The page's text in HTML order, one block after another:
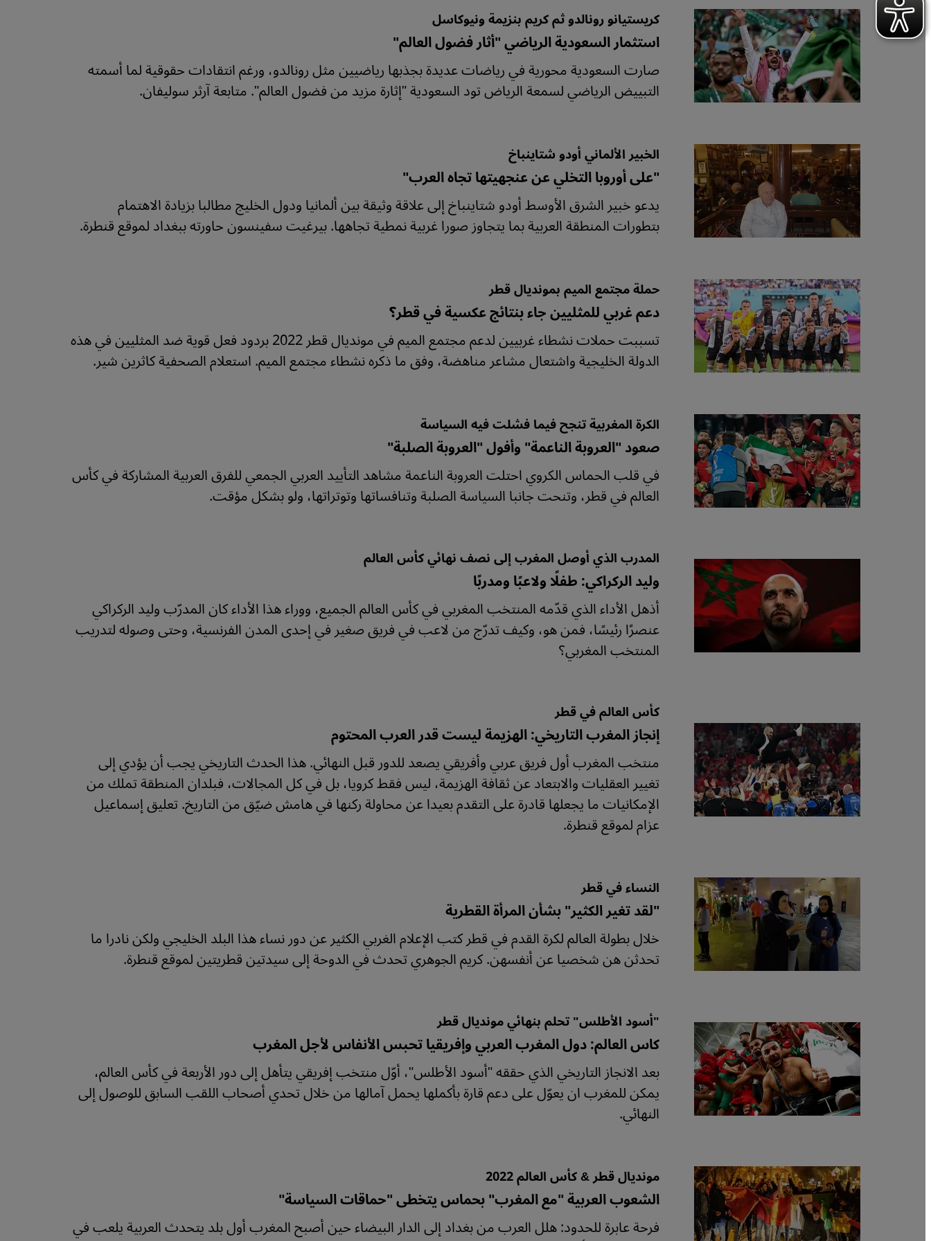
كريستيانو رونالدو ثم كريم بنزيمة ونيوكاسل
استثمار السعودية الرياضي "أثار فضول العالم"
صارت السعودية محورية في رياضات عديدة بجذبها رياضيين مثل رونالدو، ورغم انتقادات حقوقية لما أسمته
التبييض الرياضي لسمعة الرياض تود السعودية "إثارة مزيد من فضول العالم". متابعة آرثر سوليفان.
الخبير الألماني أودو شتاينباخ
"على أوروبا التخلي عن عنجهيتها تجاه العرب"
يدعو خبير الشرق الأوسط أودو شتاينباخ إلى علاقة وثيقة بين ألمانيا ودول الخليج مطالبا بزيادة الاهتمام
بتطورات المنطقة العربية بما يتجاوز صورا غربية نمطية تجاهها. بيرغيت سفينسون حاورته ببغداد لموقع قنطرة.
حملة مجتمع الميم بمونديال قطر
دعم غربي للمثليين جاء بنتائج عكسية في قطر؟
تسببت حملات نشطاء غربيين لدعم مجتمع الميم في مونديال قطر 2022 بردود فعل قوية ضد المثليين في هذه
الدولة الخليجية واشتعال مشاعر مناهضة، وفق ما ذكره نشطاء مجتمع الميم. استعلام الصحفية كاثرين شير.
الكرة المغربية تنجح فيما فشلت فيه السياسة
صعود "العروبة الناعمة" وأفول "العروبة الصلبة"
في قلب الحماس الكروي احتلت العروبة الناعمة مشاهد التأييد العربي الجمعي للفرق العربية المشاركة في كأس
العالم في قطر، وتنحت جانبا السياسة الصلبة وتنافساتها وتوتراتها، ولو بشكل مؤقت.
المدرب الذي أوصل المغرب إلى نصف نهائي كأس العالم
وليد الركراكي: طفلًا ولاعبًا ومدربًا
أذهل الأداء الذي قدّمه المنتخب المغربي في كأس العالم الجميع، ووراء هذا الأداء كان المدرّب وليد الركراكي
عنصرًا رئيسًا، فمن هو، وكيف تدرّج من لاعب في فريق صغير في إحدى المدن الفرنسية، وحتى وصوله لتدريب
المنتخب المغربي؟
كأس العالم في قطر
إنجاز المغرب التاريخي: الهزيمة ليست قدر العرب المحتوم
منتخب المغرب أول فريق عربي وأفريقي يصعد للدور قبل النهائي. هذا الحدث التاريخي يجب أن يؤدي إلى
تغيير العقليات والابتعاد عن ثقافة الهزيمة، ليس فقط كرويا، بل في كل المجالات، فبلدان المنطقة تملك من
الإمكانيات ما يجعلها قادرة على التقدم بعيدا عن محاولة ركنها في هامش ضيّق من التاريخ. تعليق إسماعيل
عزام لموقع قنطرة.
النساء في قطر
"لقد تغير الكثير" بشأن المرأة القطرية
خلال بطولة العالم لكرة القدم في قطر كتب الإعلام الغربي الكثير عن دور نساء هذا البلد الخليجي ولكن نادرا ما
تحدثن هن شخصيا عن أنفسهن. كريم الجوهري تحدث في الدوحة إلى سيدتين قطريتين لموقع قنطرة.
"أسود الأطلس" تحلم بنهائي مونديال قطر
كاس العالم: دول المغرب العربي وإفريقيا تحبس الأنفاس لأجل المغرب
بعد الانجاز التاريخي الذي حققه "أسود الأطلس"، أوّل منتخب إفريقي يتأهل إلى دور الأربعة في كأس العالم،
يمكن للمغرب ان يعوّل على دعم قارة بأكملها يحمل آمالها من خلال تحدي أصحاب اللقب السابق للوصول إلى
النهائي.
مونديال قطر & كأس العالم 2022
الشعوب العربية "مع المغرب" بحماس يتخطى "حماقات السياسة"
فرحة عابرة للحدود: هلل العرب من بغداد إلى الدار البيضاء حين أصبح المغرب أول بلد يتحدث العربية يلعب في